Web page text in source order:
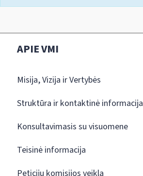
APIE VMI
Misija, Vizija ir Vertybės
Struktūra ir kontaktinė informacija
Konsultavimasis su visuomene
Teisinė informacija
Peticijų komisijos veikla